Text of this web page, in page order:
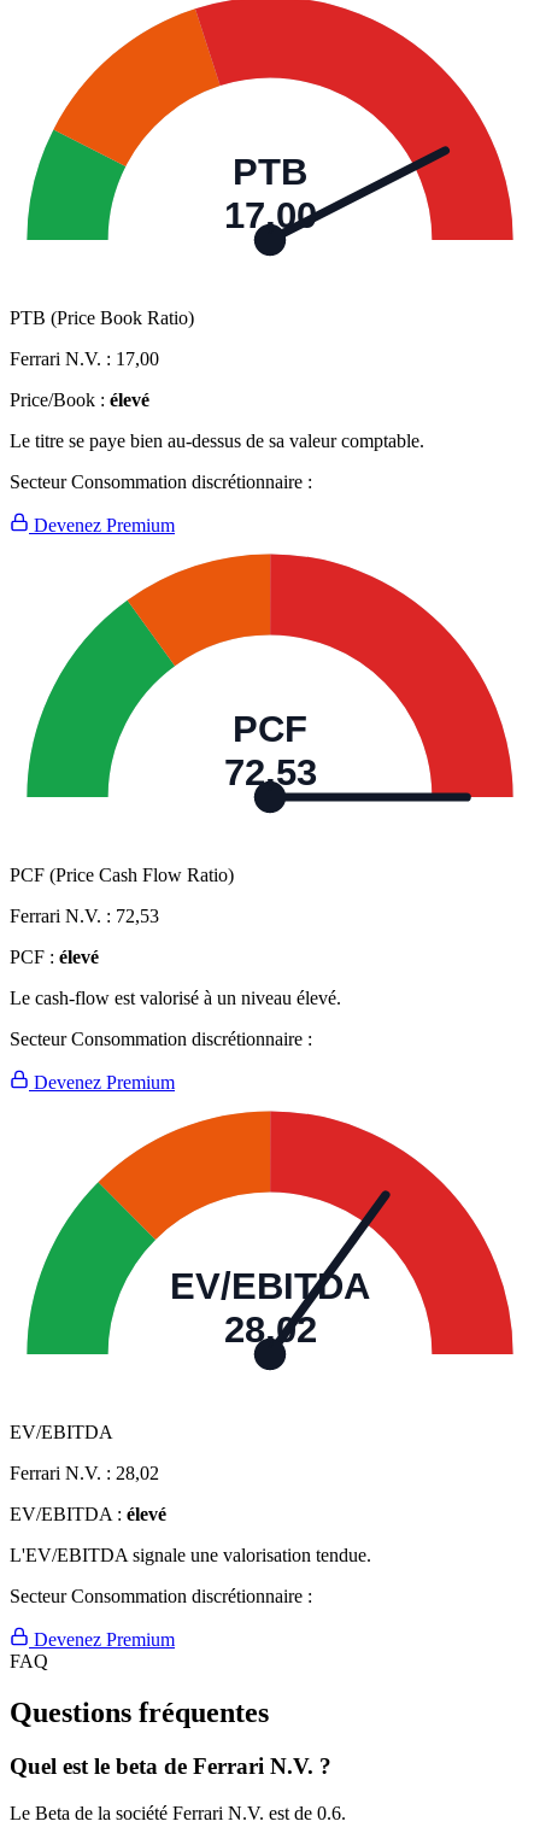
PTB
17,00
PTB (Price Book Ratio)
Ferrari N.V. : 17,00
Price/Book : élevé
Le titre se paye bien au-dessus de sa valeur comptable.
Secteur Consommation discrétionnaire :
Devenez Premium
PCF
72,53
PCF (Price Cash Flow Ratio)
Ferrari N.V. : 72,53
PCF : élevé
Le cash-flow est valorisé à un niveau élevé.
Secteur Consommation discrétionnaire :
Devenez Premium
EV/EBITDA
28,02
EV/EBITDA
Ferrari N.V. : 28,02
EV/EBITDA : élevé
L'EV/EBITDA signale une valorisation tendue.
Secteur Consommation discrétionnaire :
Devenez Premium
FAQ
Questions fréquentes
Quel est le beta de Ferrari N.V. ?
Le Beta de la société Ferrari N.V. est de 0.6.